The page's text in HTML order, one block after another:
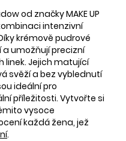
od značky MAKE UP
intenzivní
krémově pudrové
a umožňují precizní
linek. Jejich matující
svěží a bez vyblednutí
ideální pro
příležitosti. Vytvořte si
vysoce
každá žena, jež
.